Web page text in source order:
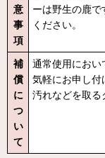
意
事
項
ーは野生の鹿
ください。
補
償
に
つ
い
て
通常使用におい
気軽にお申し付
汚れなどを取る